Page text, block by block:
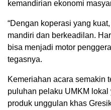
kemandirian ekonomi
“Dengan koperasi yang
mandiri dan berkeadilan.
bisa menjadi motor
tegasnya.
Kemeriahan acara semakin
puluhan pelaku UMKM
produk unggulan khas